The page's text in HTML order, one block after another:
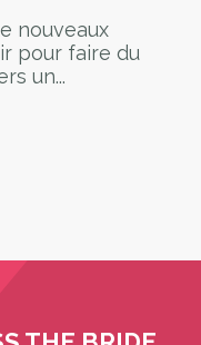
nouveaux
pour faire du
un...